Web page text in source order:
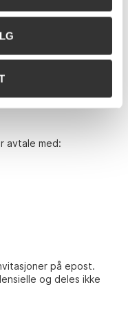
avtale med:
på epost.
og deles ikke